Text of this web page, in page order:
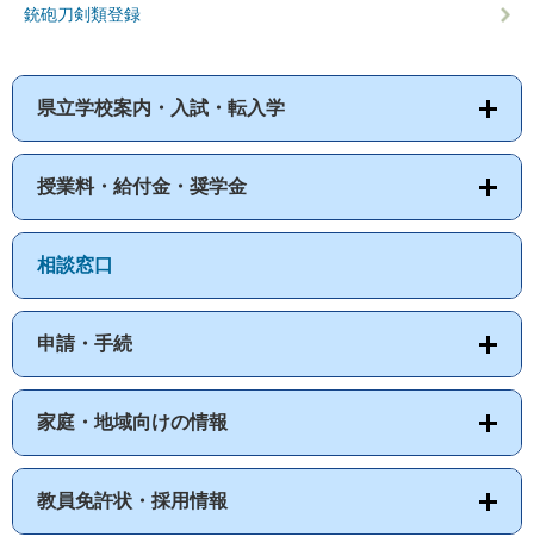
銃砲刀剣類登録
県立学校案内・入試・転入学
授業料・給付金・奨学金
相談窓口
申請・手続
家庭・地域向けの情報
教員免許状・採用情報